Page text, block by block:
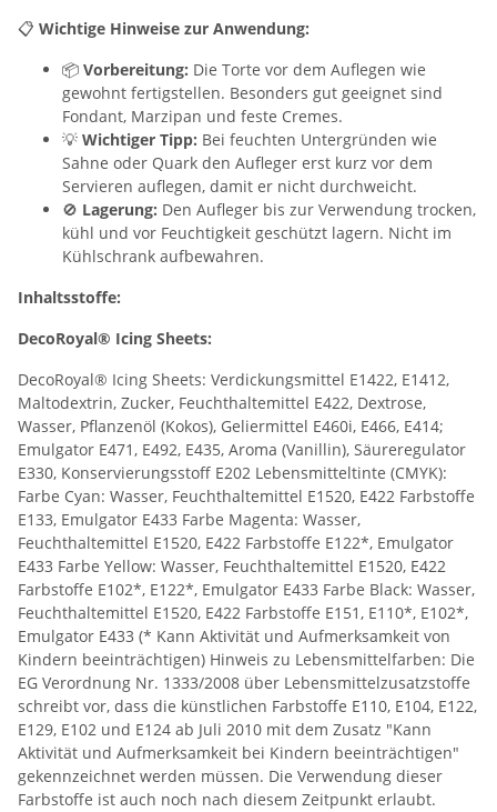
📋 Wichtige Hinweise zur Anwendung:
📦 Vorbereitung: Die Torte vor dem Auflegen wie
gewohnt fertigstellen. Besonders gut geeignet sind
Fondant, Marzipan und feste Cremes.
💡 Wichtiger Tipp: Bei feuchten Untergründen wie
Sahne oder Quark den Aufleger erst kurz vor dem
Servieren auflegen, damit er nicht durchweicht.
🚫 Lagerung: Den Aufleger bis zur Verwendung trocken,
kühl und vor Feuchtigkeit geschützt lagern. Nicht im
Kühlschrank aufbewahren.
Inhaltsstoffe:
DecoRoyal® Icing Sheets:
DecoRoyal® Icing Sheets: Verdickungsmittel E1422, E1412,
Maltodextrin, Zucker, Feuchthaltemittel E422, Dextrose,
Wasser, Pflanzenöl (Kokos), Geliermittel E460i, E466, E414;
Emulgator E471, E492, E435, Aroma (Vanillin), Säureregulator
E330, Konservierungsstoff E202 Lebensmitteltinte (CMYK):
Farbe Cyan: Wasser, Feuchthaltemittel E1520, E422 Farbstoffe
E133, Emulgator E433 Farbe Magenta: Wasser,
Feuchthaltemittel E1520, E422 Farbstoffe E122*, Emulgator
E433 Farbe Yellow: Wasser, Feuchthaltemittel E1520, E422
Farbstoffe E102*, E122*, Emulgator E433 Farbe Black: Wasser,
Feuchthaltemittel E1520, E422 Farbstoffe E151, E110*, E102*,
Emulgator E433 (* Kann Aktivität und Aufmerksamkeit von
Kindern beeinträchtigen) Hinweis zu Lebensmittelfarben: Die
EG Verordnung Nr. 1333/2008 über Lebensmittelzusatzstoffe
schreibt vor, dass die künstlichen Farbstoffe E110, E104, E122,
E129, E102 und E124 ab Juli 2010 mit dem Zusatz "Kann
Aktivität und Aufmerksamkeit bei Kindern beeinträchtigen"
gekennzeichnet werden müssen. Die Verwendung dieser
Farbstoffe ist auch noch nach diesem Zeitpunkt erlaubt.